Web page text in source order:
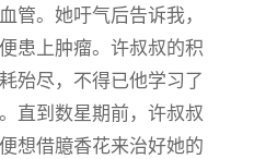
管。她吁气后告诉我，
患上肿瘤。许叔叔的积
殆尽，不得已他学习了
直到数星期前，许叔叔
想借臆香花来治好她的